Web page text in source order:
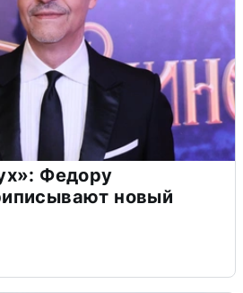
Федору
новый